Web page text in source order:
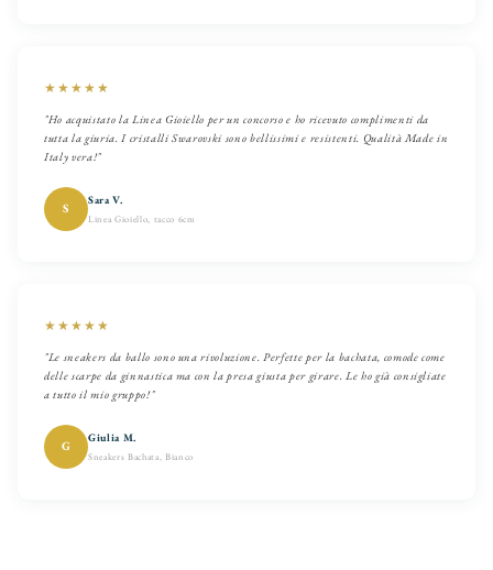
★★★★★
"Ho acquistato la Linea Gioiello per un concorso e ho ricevuto complimenti da
tutta la giuria. I cristalli Swarovski sono bellissimi e resistenti. Qualità Made in
Italy vera!"
S
Sara V.
Linea Gioiello, tacco 6cm
★★★★★
"Le sneakers da ballo sono una rivoluzione. Perfette per la bachata, comode come
delle scarpe da ginnastica ma con la presa giusta per girare. Le ho già consigliate
a tutto il mio gruppo!"
G
Giulia M.
Sneakers Bachata, Bianco